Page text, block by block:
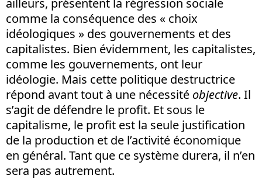
comme la conséquence des « choix
idéologiques » des gouvernements et des
capitalistes. Bien évidemment, les capitalistes,
comme les gouvernements, ont leur
idéologie. Mais cette politique destructrice
répond avant tout à une nécessité objective. Il
s’agit de défendre le profit. Et sous le
capitalisme, le profit est la seule justification
de la production et de l’activité économique
en général. Tant que ce système durera, il n’en
sera pas autrement.